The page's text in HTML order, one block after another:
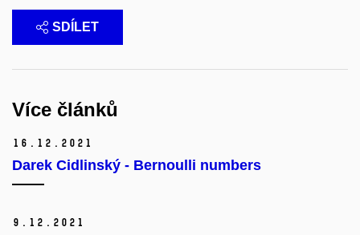
SDÍLET
Více článků
16. 12. 2021
Darek Cidlinský - Bernoulli numbers
9. 12. 2021